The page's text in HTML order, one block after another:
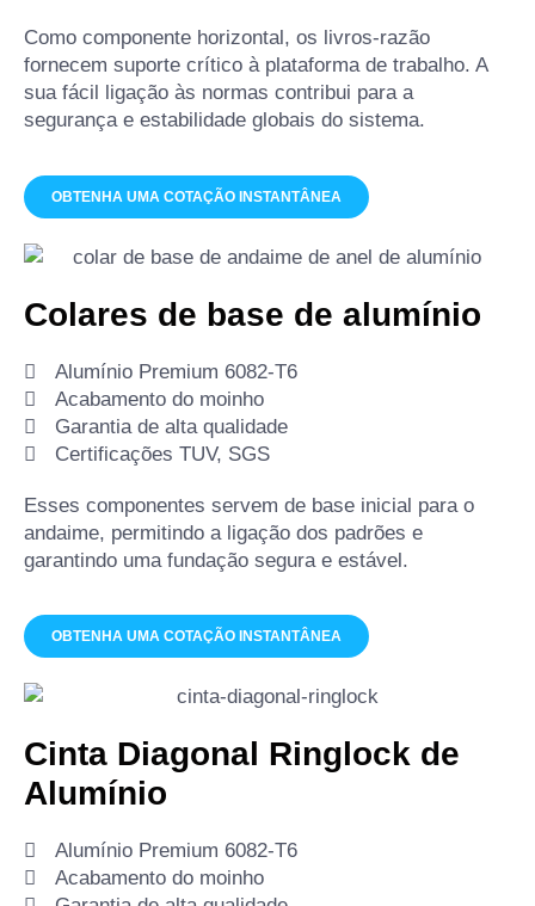
Como componente horizontal, os livros-razão
fornecem suporte crítico à plataforma de trabalho. A
sua fácil ligação às normas contribui para a
segurança e estabilidade globais do sistema.
OBTENHA UMA COTAÇÃO INSTANTÂNEA
Colares de base de alumínio
Alumínio Premium 6082-T6
Acabamento do moinho
Garantia de alta qualidade
Certificações TUV, SGS
Esses componentes servem de base inicial para o
andaime, permitindo a ligação dos padrões e
garantindo uma fundação segura e estável.
OBTENHA UMA COTAÇÃO INSTANTÂNEA
Cinta Diagonal Ringlock de
Alumínio
Alumínio Premium 6082-T6
Acabamento do moinho